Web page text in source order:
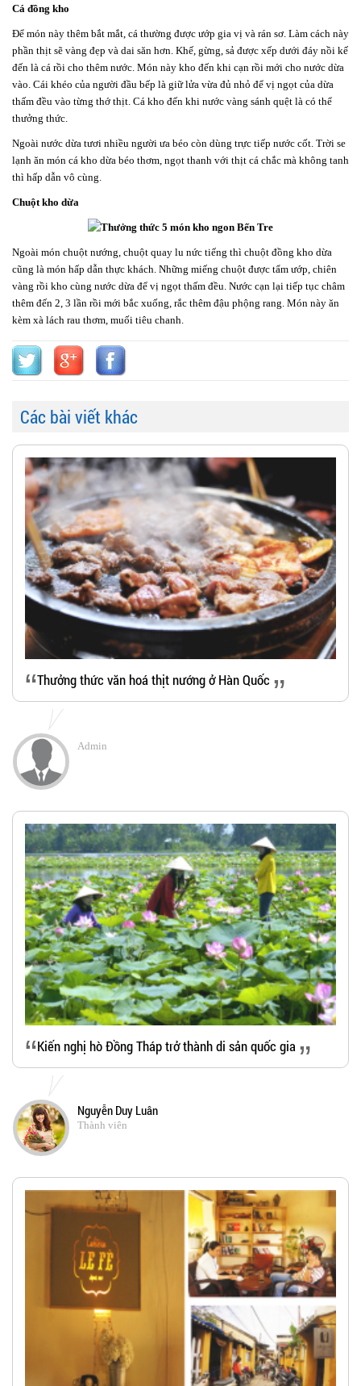
Cá đồng kho
Để món này thêm bắt mắt, cá thường được ướp gia vị và rán sơ. Làm cách này
phần thịt sẽ vàng đẹp và dai săn hơn. Khế, gừng, sả được xếp dưới đáy nồi kế
đến là cá rồi cho thêm nước. Món này kho đến khi cạn rồi mới cho nước dừa
vào. Cái khéo của người đầu bếp là giữ lửa vừa đủ nhỏ để vị ngọt của dừa
thấm đều vào từng thớ thịt. Cá kho đến khi nước vàng sánh quệt là có thể
thưởng thức.
Ngoài nước dừa tươi nhiều người ưa béo còn dùng trực tiếp nước cốt. Trời se
lạnh ăn món cá kho dừa béo thơm, ngọt thanh với thịt cá chắc mà không tanh
thì hấp dẫn vô cùng.
Chuột kho dừa
Ngoài món chuột nướng, chuột quay lu nức tiếng thì chuột đồng kho dừa
cũng là món hấp dẫn thực khách. Những miếng chuột được tẩm ướp, chiên
vàng rồi kho cùng nước dừa để vị ngọt thấm đều. Nước cạn lại tiếp tục châm
thêm đến 2, 3 lần rồi mới bắc xuống, rắc thêm đậu phộng rang. Món này ăn
kèm xà lách rau thơm, muối tiêu chanh.
Các bài viết khác
“Thưởng thức văn hoá thịt nướng ở Hàn Quốc ”
Admin
“Kiến nghị hò Ðồng Tháp trở thành di sản quốc gia”
Nguyễn Duy Luân
Thành viên